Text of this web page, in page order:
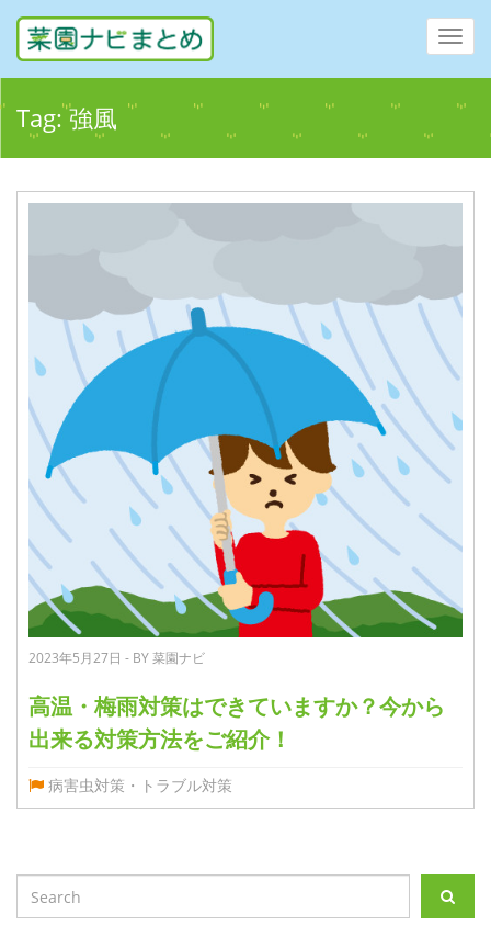
Tag:強風
2023年5月27日 - BY 菜園ナビ
高温・梅雨対策はできていますか？今から
出来る対策方法をご紹介！
病害虫対策・トラブル対策